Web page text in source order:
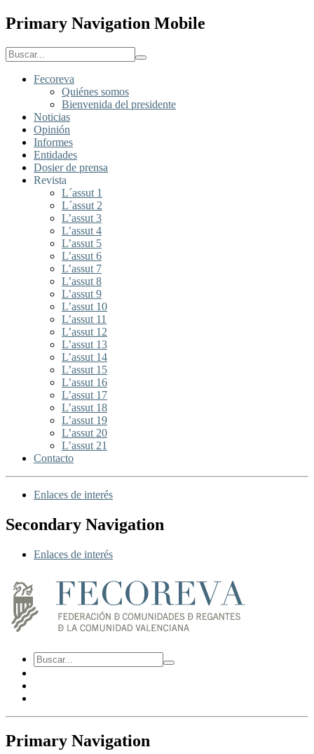
Primary Navigation Mobile
Fecoreva
Quiénes somos
Bienvenida del presidente
Noticias
Opinión
Informes
Entidades
Dosier de prensa
Revista
L´assut 1
L´assut 2
L’assut 3
L’assut 4
L’assut 5
L’assut 6
L’assut 7
L’assut 8
L’assut 9
L’assut 10
L’assut 11
L’assut 12
L’assut 13
L’assut 14
L’assut 15
L’assut 16
L’assut 17
L’assut 18
L’assut 19
L’assut 20
L’assut 21
Contacto
Enlaces de interés
Secondary Navigation
Enlaces de interés
Primary Navigation